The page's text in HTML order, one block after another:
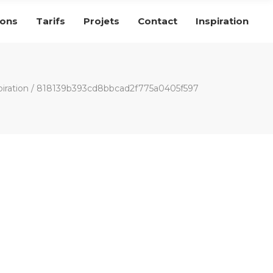
Tarifs Projets Contact Inspiration
/ 818139b393cd8bbcad2f775a0405f597